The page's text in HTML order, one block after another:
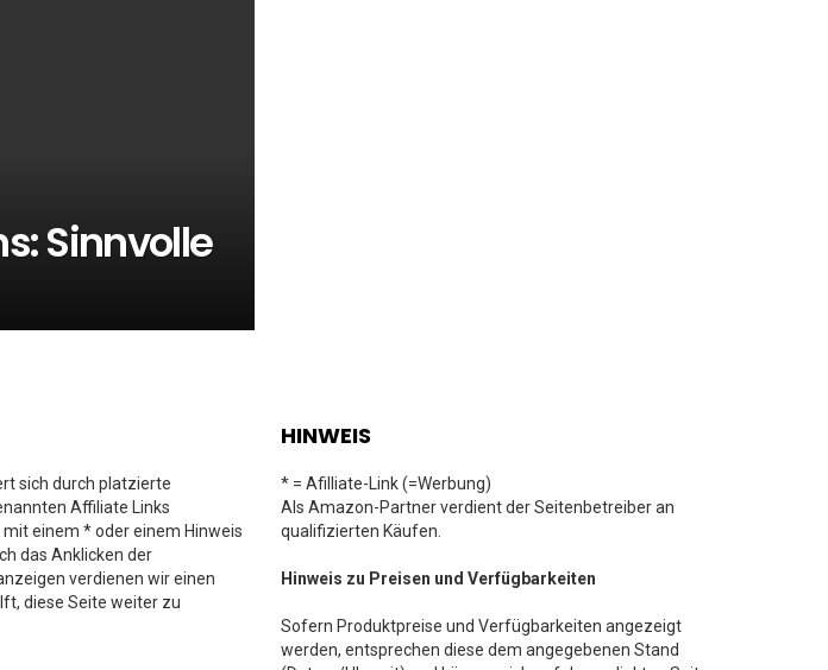
Sinnvolle
sich durch platzierte
Affiliate Links
einem * oder einem Hinweis
das Anklicken der
verdienen wir einen
diese Seite weiter zu
HINWEIS
* = Afilliate-Link (=Werbung)
Als Amazon-Partner verdient der Seitenbetreiber an
qualifizierten Käufen.
Hinweis zu Preisen und Verfügbarkeiten
Sofern Produktpreise und Verfügbarkeiten angezeigt
werden, entsprechen diese dem angegebenen Stand